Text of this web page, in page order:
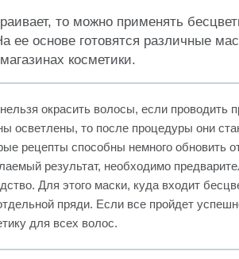
то можно применять
ее основе готовятся различные
косметики.
окрасить волосы, если проводить
осветлены, то после процедуры они
рецепты способны немного обновить
результат, необходимо
Для этого маски, куда входит
пряди. Если все пройдет
для всех волос.